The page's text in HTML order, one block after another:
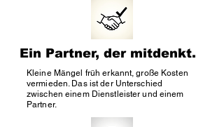
Ein Partner, der mitdenkt.
Kleine Mängel früh erkannt, große Kosten
vermieden. Das ist der Unterschied
zwischen einem Dienstleister und einem
Partner.